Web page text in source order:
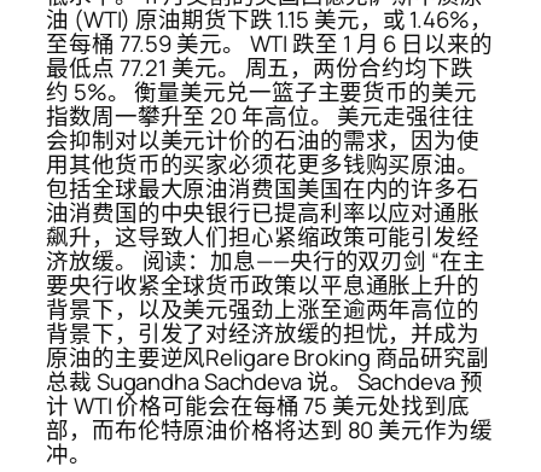
油 (WTI) 原油期货下跌 1.15 美元，或 1.46%，
至每桶 77.59 美元。 WTI 跌至 1 月 6 日以来的
最低点 77.21 美元。 周五，两份合约均下跌
约 5%。 衡量美元兑一篮子主要货币的美元
指数周一攀升至 20 年高位。 美元走强往往
会抑制对以美元计价的石油的需求，因为使
用其他货币的买家必须花更多钱购买原油。
包括全球最大原油消费国美国在内的许多石
油消费国的中央银行已提高利率以应对通胀
飙升，这导致人们担心紧缩政策可能引发经
济放缓。 阅读：加息——央行的双刃剑 “在主
要央行收紧全球货币政策以平息通胀上升的
背景下，以及美元强劲上涨至逾两年高位的
背景下，引发了对经济放缓的担忧，并成为
原油的主要逆风Religare Broking 商品研究副
总裁 Sugandha Sachdeva 说。 Sachdeva 预
计 WTI 价格可能会在每桶 75 美元处找到底
部，而布伦特原油价格将达到 80 美元作为缓
冲。